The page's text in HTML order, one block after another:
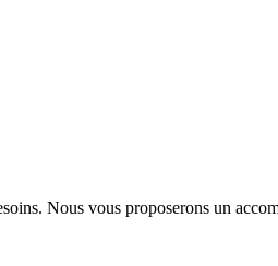
Nous vous proposerons un